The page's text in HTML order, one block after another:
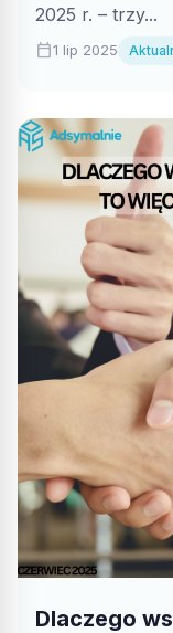
2025 r. – trzy...
calendar_today1 lip 2025
Dlaczego